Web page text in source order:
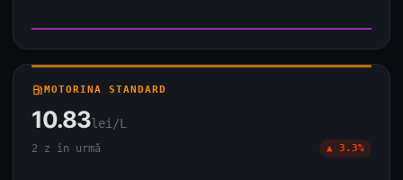
local_gas_stationMOTORINA STANDARD
10.83lei/L
2 z în urmă ▲ 3.3%